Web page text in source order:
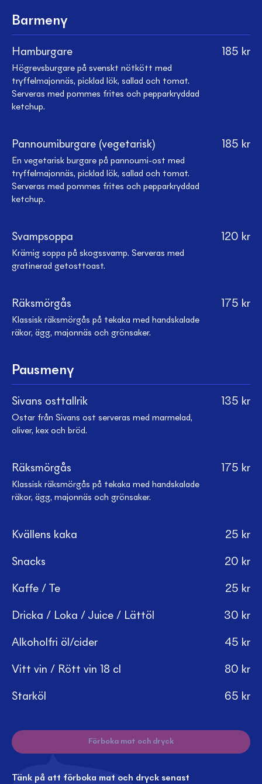
Barmeny
Hamburgare 185 kr
Högrevsburgare på svenskt nötkött med
tryffelmajonnäs, picklad lök, sallad och tomat.
Serveras med pommes frites och pepparkryddad
ketchup.
Pannoumiburgare (vegetarisk) 185 kr
En vegetarisk burgare på pannoumi-ost med
tryffelmajonnäs, picklad lök, sallad och tomat.
Serveras med pommes frites och pepparkryddad
ketchup.
Svampsoppa 120 kr
Krämig soppa på skogssvamp. Serveras med
gratinerad getosttoast.
Räksmörgås 175 kr
Klassisk räksmörgås på tekaka med handskalade
räkor, ägg, majonnäs och grönsaker.
Pausmeny
Sivans osttallrik 135 kr
Ostar från Sivans ost serveras med marmelad,
oliver, kex och bröd.
Räksmörgås 175 kr
Klassisk räksmörgås på tekaka med handskalade
räkor, ägg, majonnäs och grönsaker.
Kvällens kaka 25 kr
Snacks 20 kr
Kaffe / Te 25 kr
Dricka / Loka / Juice / Lättöl 30 kr
Alkoholfri öl/cider 45 kr
Vitt vin / Rött vin 18 cl 80 kr
Starköl 65 kr
Förboka mat och dryck
Tänk på att förboka mat och dryck senast